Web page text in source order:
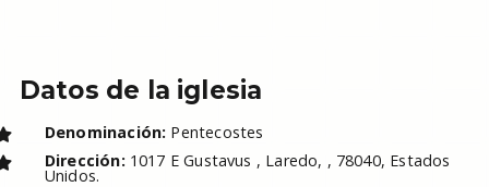
Datos de la iglesia
Denominación: Pentecostes
Dirección: 1017 E Gustavus , Laredo, , 78040, Estados
Unidos.